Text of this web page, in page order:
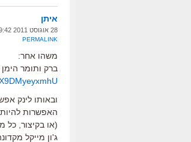
איתן
28 אוגוסט 2011 at 9:42
PERMALINK
משהו אחר:
ברק ותומר
האפשרות
(או בקיצור, כל